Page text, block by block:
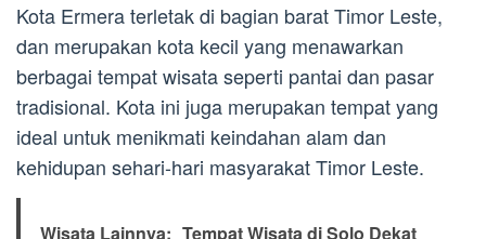
Kota Ermera terletak di bagian barat Timor Leste,
dan merupakan kota kecil yang menawarkan
berbagai tempat wisata seperti pantai dan pasar
tradisional. Kota ini juga merupakan tempat yang
ideal untuk menikmati keindahan alam dan
kehidupan sehari-hari masyarakat Timor Leste.
Wisata Lainnya: Tempat Wisata di Solo Dekat